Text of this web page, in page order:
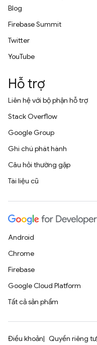
Blog
Firebase Summit
Twitter
YouTube
Hỗ trợ
Liên hệ với bộ phận hỗ trợ
Stack Overflow
Google Group
Ghi chú phát hành
Câu hỏi thường gặp
Tài liệu cũ
Android
Chrome
Firebase
Google Cloud Platform
Tất cả sản phẩm
Điều khoản Quyền riêng tư